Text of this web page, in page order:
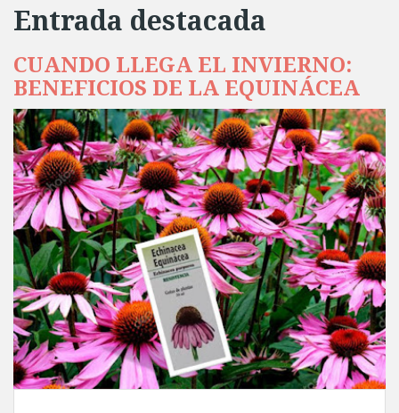
Entrada destacada
CUANDO LLEGA EL INVIERNO:
BENEFICIOS DE LA EQUINÁCEA